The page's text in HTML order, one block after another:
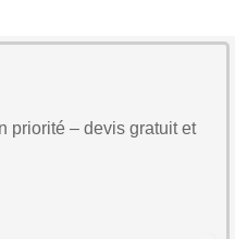
priorité – devis gratuit et